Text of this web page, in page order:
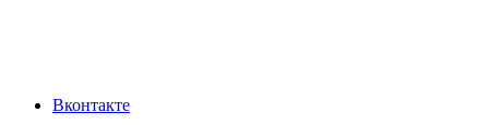
Вконтакте